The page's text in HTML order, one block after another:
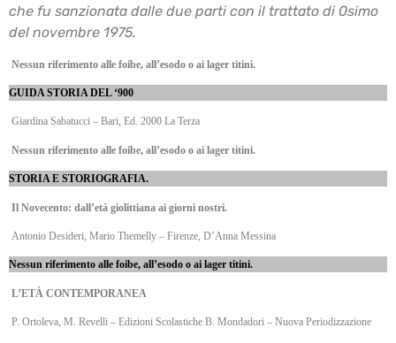
che fu sanzionata dalle due parti con il trattato di 0simo
del novembre 1975.
Nessun riferimento alle foibe, all’esodo o ai lager titini.
GUIDA STORIA DEL ‘900
Giardina Sabatucci – Bari, Ed. 2000 La Terza
Nessun riferimento alle foibe, all’esodo o ai lager titini.
STORIA E STORIOGRAFIA.
Il Novecento: dall’età giolittiana ai giorni nostri.
Antonio Desideri, Mario Themelly – Firenze, D’Anna Messina
Nessun riferimento alle foibe, all’esodo o ai lager titini.
L’ETÀ CONTEMPORANEA
P. Ortoleva, M. Revelli – Edizioni Scolastiche B. Mondadori – Nuova Periodizzazione